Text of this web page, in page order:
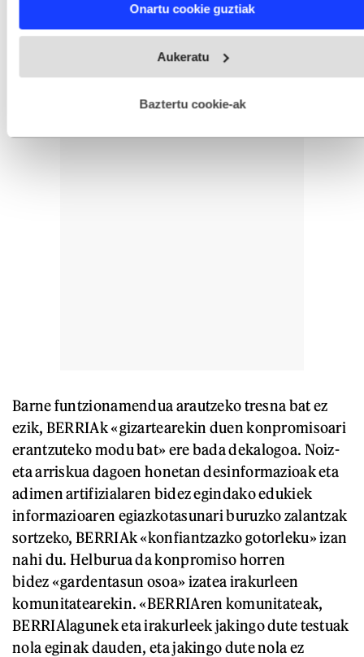
and set your preferences in thedetails section
fitxategiak erabiltzen ditu. Zure esperientzia eta zerbitzuak
esplizitua ematen diguzu.Gehiago irakurri
Onartu cookie guztiak
Aukeratu
Baztertu cookie-ak
Barne funtzionamendua arautzeko tresna bat ez
ezik, BERRIAk «gizartearekin duen konpromisoari
erantzuteko modu bat» ere bada dekalogoa. Noiz-
eta arriskua dagoen honetan desinformazioak eta
adimen artifizialaren bidez egindako edukiek
informazioaren egiazkotasunari buruzko zalantzak
sortzeko, BERRIAk «konfiantzazko gotorleku» izan
nahi du. Helburua da konpromiso horren
bidez «gardentasun osoa» izatea irakurleen
komunitatearekin. «BERRIAren komunitateak,
BERRIAlagunek eta irakurleek jakingo dute testuak
nola eginak dauden, eta jakingo dute nola ez